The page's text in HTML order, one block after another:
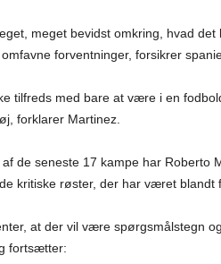
meget bevidst omkring, hvad
forventninger, forsikrer
tilfreds med bare at være i en
forklarer Martinez.
af de seneste 17 kampe har Roberto
kritiske røster, der har været blandt
at der vil være spørgsmålstegn
fortsætter: